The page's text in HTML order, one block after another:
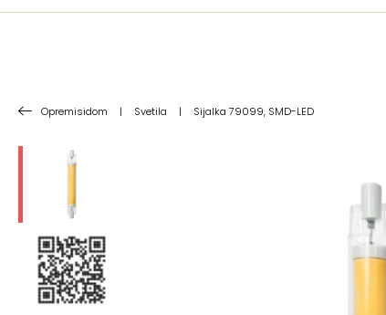
Opremisidom | Svetila | Sijalka 79099, SMD-LED